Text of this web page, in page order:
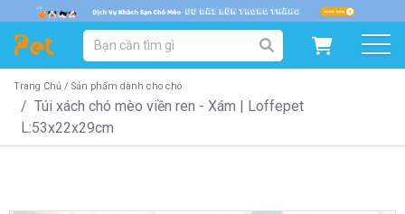
DANH MỤC SẢN PHẨM
SẢN PHẨM DÀNH CHO MÈO
SẨN PHẨM THEO THƯƠNG HIỆU
Trang Chủ / Sản phẩm dành cho chó
Túi xách chó mèo viền ren - Xám | Loffepet
L:53x22x29cm